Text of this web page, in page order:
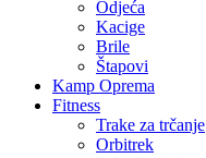
Odjeća
Kacige
Brile
Štapovi
Kamp Oprema
Fitness
Trake za trčanje
Orbitrek